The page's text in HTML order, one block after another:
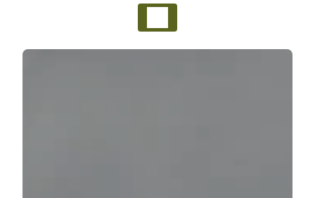
Panneau de gestion des cookies